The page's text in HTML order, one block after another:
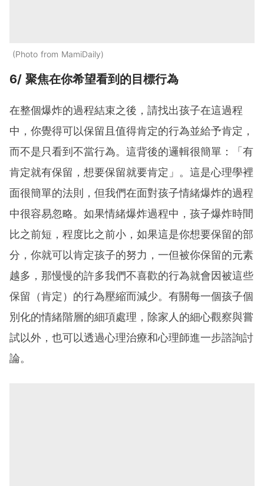
Photo from MamiDaily
6/ 聚焦在你希望看到的目標行為
在整個爆炸的過程結束之後，請找出孩子在這過程
中，你覺得可以保留且值得肯定的行為並給予肯定，
而不是只看到不當行為。這背後的邏輯很簡單：「有
肯定就有保留，想要保留就要肯定」。這是心理學裡
面很簡單的法則，但我們在面對孩子情緒爆炸的過程
中很容易忽略。如果情緒爆炸過程中，孩子爆炸時間
比之前短，程度比之前小，如果這是你想要保留的部
分，你就可以肯定孩子的努力，一但被你保留的元素
越多，那慢慢的許多我們不喜歡的行為就會因被這些
保留（肯定）的行為壓縮而減少。有關每一個孩子個
別化的情緒階層的細項處理，除家人的細心觀察與嘗
試以外，也可以透過心理治療和心理師進一步諮詢討
論。